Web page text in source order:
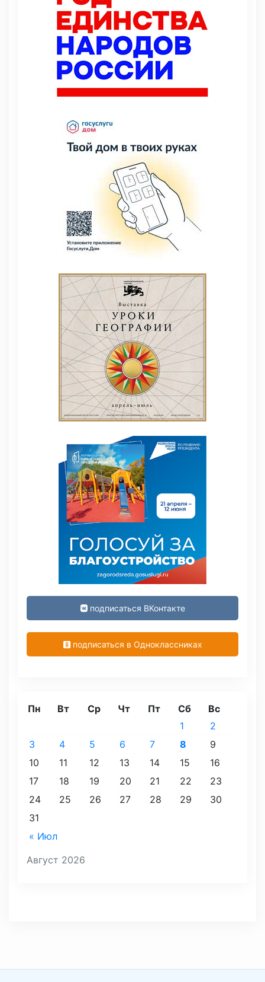
подписаться ВКонтакте
подписаться в Одноклассниках
Август 2026
Пн Вт Ср Чт Пт Сб Вс
« Июл
1
2
3
4 5 6 7 8
9
10
11 12 13 14 15
16
17
18 19 20 21 22
23
24
25 26 27 28 29
30
31